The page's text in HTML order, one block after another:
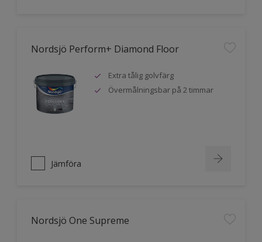
Nordsjö Perform+ Diamond Floor
Extra tålig golvfärg
Övermålningsbar på 2 timmar
Jämföra
Nordsjö One Supreme